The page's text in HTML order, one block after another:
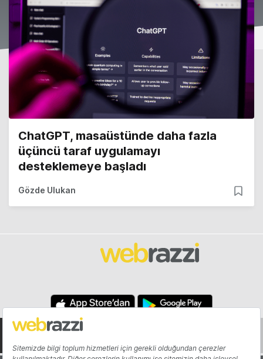
ChatGPT, masaüstünde daha fazla
üçüncü taraf uygulamayı
desteklemeye başladı
Gözde Ulukan